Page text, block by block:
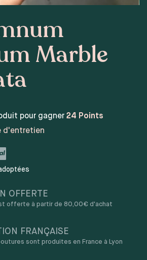
Marble
pour gagner 24 Points
d'entretien
OFFERTE
offerte à partir de 80,00€ d'achat
FRANÇAISE
sont produites en France à Lyon